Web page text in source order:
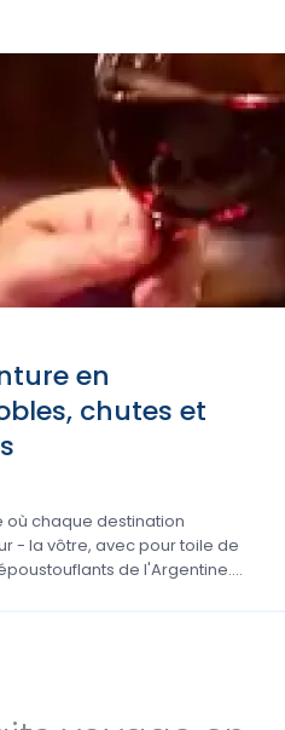
en
chutes et
où chaque destination
- la vôtre, avec pour toile de
de l'Argentine....